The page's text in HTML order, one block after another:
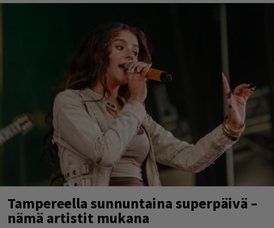
Tampereella sunnuntaina superpäivä –
nämä artistit mukana